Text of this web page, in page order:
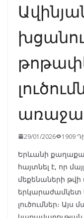
29/01/2026 1909
Երևանի
հայտնել է, որ
մեքենաների
լուծումներ։ Այս